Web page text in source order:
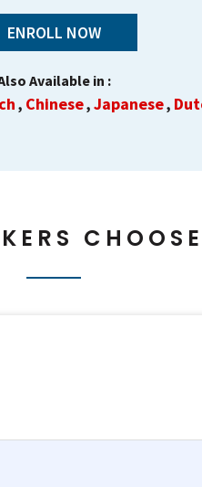
ENROLL NOW
Available in :
, Chinese, Japanese,